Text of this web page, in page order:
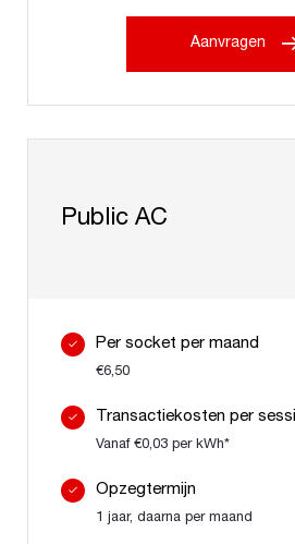
Aanvragen
Public AC
Per socket per maand
€6,50
Transactiekosten per
Vanaf €0,03 per kWh*
Opzegtermijn
1 jaar, daarna per maand